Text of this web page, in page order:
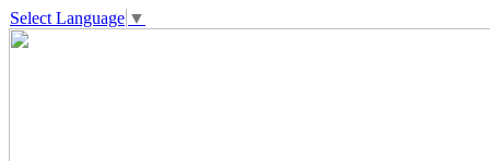
Select Language ▼